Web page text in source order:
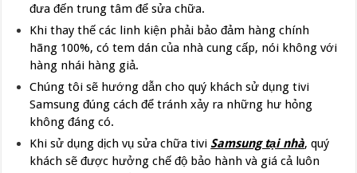
đưa đến trung tâm để sửa chữa.
Khi thay thế các linh kiện phải bảo đảm hàng chính
hãng 100%, có tem dán của nhà cung cấp, nói không với
hàng nhái hàng giả.
Chúng tôi sẽ hướng dẫn cho quý khách sử dụng tivi
Samsung đúng cách để tránh xảy ra những hư hỏng
không đáng có.
Khi sử dụng dịch vụ sửa chữa tivi Samsung tại nhà, quý
khách sẽ được hưởng chế độ bảo hành và giá cả luôn